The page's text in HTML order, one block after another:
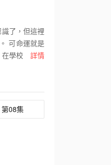
了，但這裡
可命運就是
學校里，兩
詳情
第08集